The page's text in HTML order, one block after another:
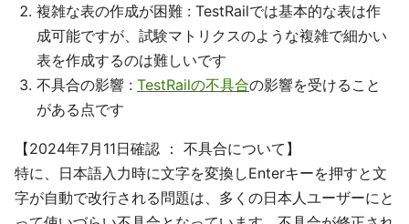
複雑な表の作成が困難 : TestRailでは基本的な表は作
成可能ですが、試験マトリクスのような複雑で細かい
表を作成するのは難しいです
不具合の影響 : TestRailの不具合の影響を受けること
がある点です
【2024年7月11日確認 ： 不具合について】
特に、日本語入力時に文字を変換しEnterキーを押すと文
字が自動で改行される問題は、多くの日本人ユーザーにと